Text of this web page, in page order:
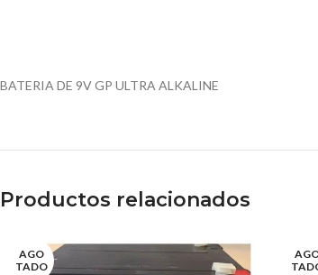
BATERIA DE 9V GP ULTRA ALKALINE
Productos relacionados
AGO
TADO